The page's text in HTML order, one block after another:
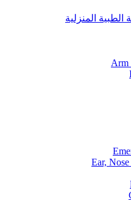
المنزلية
Arm
Ear,